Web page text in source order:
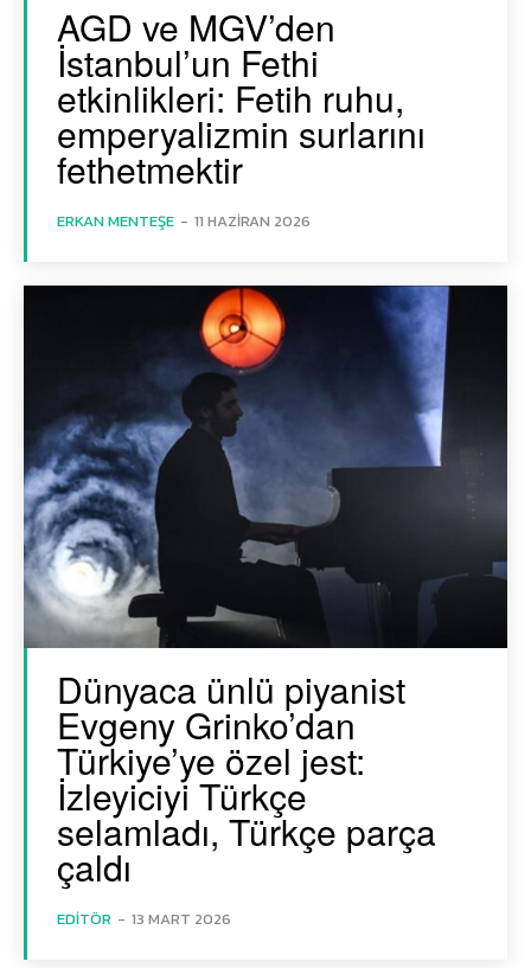
AGD ve MGV’den
İstanbul’un Fethi
etkinlikleri: Fetih ruhu,
emperyalizmin surlarını
fethetmektir
ERKAN MENTEŞE - 11 HAZIRAN 2026
Dünyaca ünlü piyanist
Evgeny Grinko’dan
Türkiye’ye özel jest:
İzleyiciyi Türkçe
selamladı, Türkçe parça
çaldı
EDITÖR - 13 MART 2026